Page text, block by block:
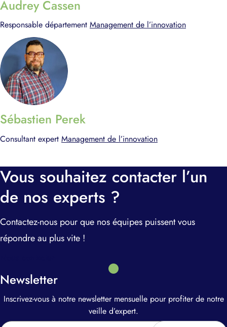
Audrey Cassen
Responsable département Management de l’innovation
Sébastien Perek
Consultant expert Management de l’innovation
Vous souhaitez contacter l’un
de nos experts ?
Contactez-nous pour que nos équipes puissent vous
répondre au plus vite !
Newsletter
Inscrivez-vous à notre newsletter mensuelle pour profiter de notre
veille d’expert.